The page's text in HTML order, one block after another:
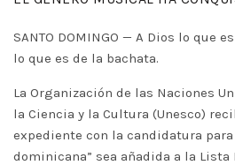
SANTO DOMINGO — A Dios lo que
lo que es de la bachata.
La Organización de las Naciones
la Ciencia y la Cultura (Unesco)
expediente con la candidatura para
dominicana” sea añadida a la Lista